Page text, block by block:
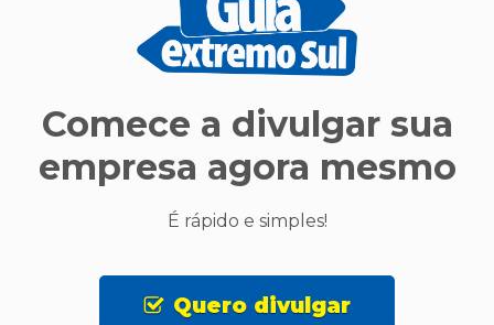
Comece a divulgar sua
empresa agora mesmo
É rápido e simples!
Quero divulgar